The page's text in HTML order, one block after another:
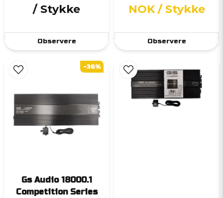
/ Stykke
Observere
NOK / Stykke
Observere
Gs Audio 18000.1
Competition Series
-36%